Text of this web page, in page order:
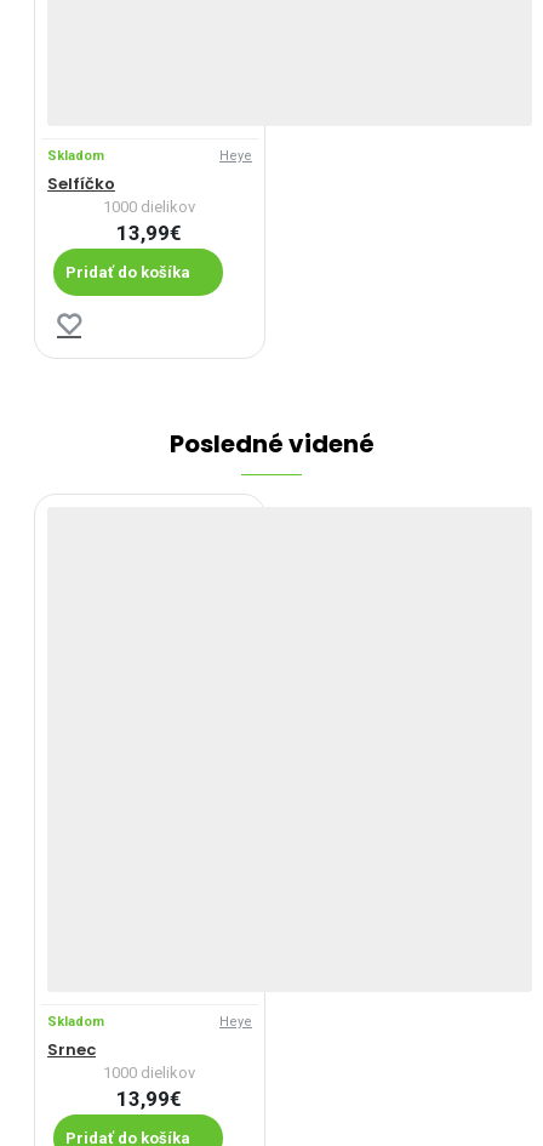
Skladom Heye
Selfíčko
1000 dielikov
13,99€
Pridať do košíka
Posledné videné
Skladom Heye
Srnec
1000 dielikov
13,99€
Pridať do košíka